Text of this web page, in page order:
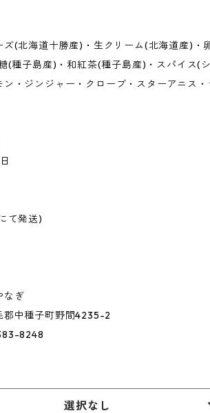
ズ(北海道十勝産)・生クリーム(北海道産)・
(種子島産)・和紅茶(種子島産)・スパイス(
ン・ジンジャー・クローブ・スターアニス・
て発送)
なぎ
郡中種子町野間4235-2
8248
選択なし